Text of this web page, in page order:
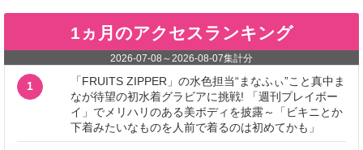
1ヵ月のアクセスランキング
2026-07-08 ～2026-08-07集計分
1
「FRUITS ZIPPER」の水色担当“まなふぃ”こと真中ま
なが待望の初水着グラビアに挑戦! 「週刊プレイボー
イ」でメリハリのある美ボディを披露～「ビキニとか
下着みたいなものを人前で着るのは初めてかも」